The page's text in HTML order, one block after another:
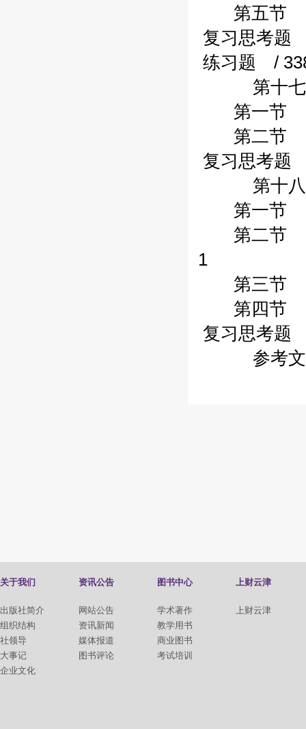
第五节 非
复习思考题
练习题 /
第十七
第一节
第二节
复习思考题
第十八
第一节 我
第二节 民
1
第三节 民
第四节 民
复习思考题
参考文
关于我们
出版社简介
组织结构
社领导
大事记
企业文化
资讯公告
网站公告
资讯新闻
媒体报道
图书评论
图书中心
学术著作
教学用书
商业图书
考试培训
上财云津
上财云津